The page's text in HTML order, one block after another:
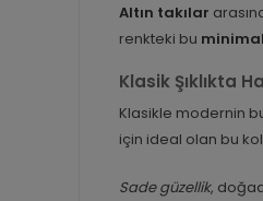
Altın takılar
renkteki bu minimal
Klasik Şıklıkta
Klasikle modernin
için ideal olan bu
Sade güzellik,